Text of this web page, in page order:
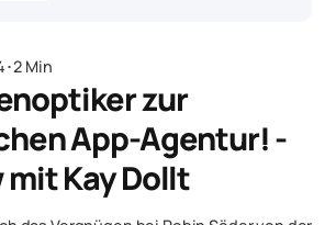
･2 Min
zur
App-Agentur! -
Kay Dollt